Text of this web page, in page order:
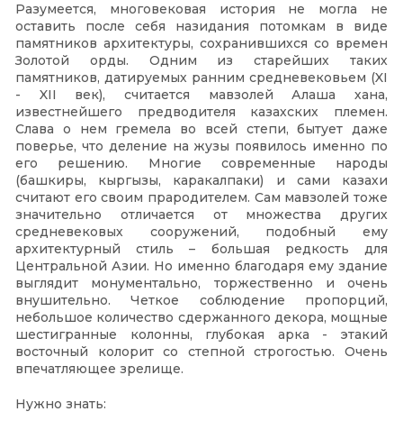
Разумеется, многовековая история не могла не
оставить после себя назидания потомкам в виде
памятников архитектуры, сохранившихся со времен
Золотой орды. Одним из старейших таких
памятников, датируемых ранним средневековьем (XI
- XII век), считается мавзолей Алаша хана,
известнейшего предводителя казахских племен.
Слава о нем гремела во всей степи, бытует даже
поверье, что деление на жузы появилось именно по
его решению. Многие современные народы
(башкиры, кыргызы, каракалпаки) и сами казахи
считают его своим прародителем. Сам мавзолей тоже
значительно отличается от множества других
средневековых сооружений, подобный ему
архитектурный стиль – большая редкость для
Центральной Азии. Но именно благодаря ему здание
выглядит монументально, торжественно и очень
внушительно. Четкое соблюдение пропорций,
небольшое количество сдержанного декора, мощные
шестигранные колонны, глубокая арка - этакий
восточный колорит со степной строгостью. Очень
впечатляющее зрелище.
Нужно знать: